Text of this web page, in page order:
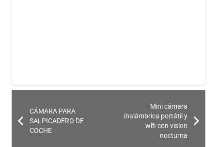
CÁMARA PARA
SALPICADERO DE
COCHE
Mini cámara
inalámbrica portátil y
wifi con vision
nocturna